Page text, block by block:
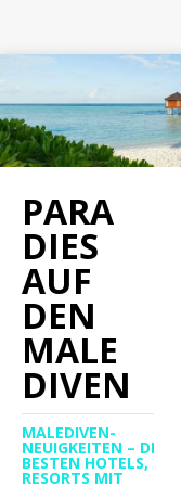
PARA
DIES
AUF
DEN
MALE
DIVEN
MALEDIVEN-
NEUIGKEITEN – DIE
BESTEN HOTELS,
RESORTS MIT